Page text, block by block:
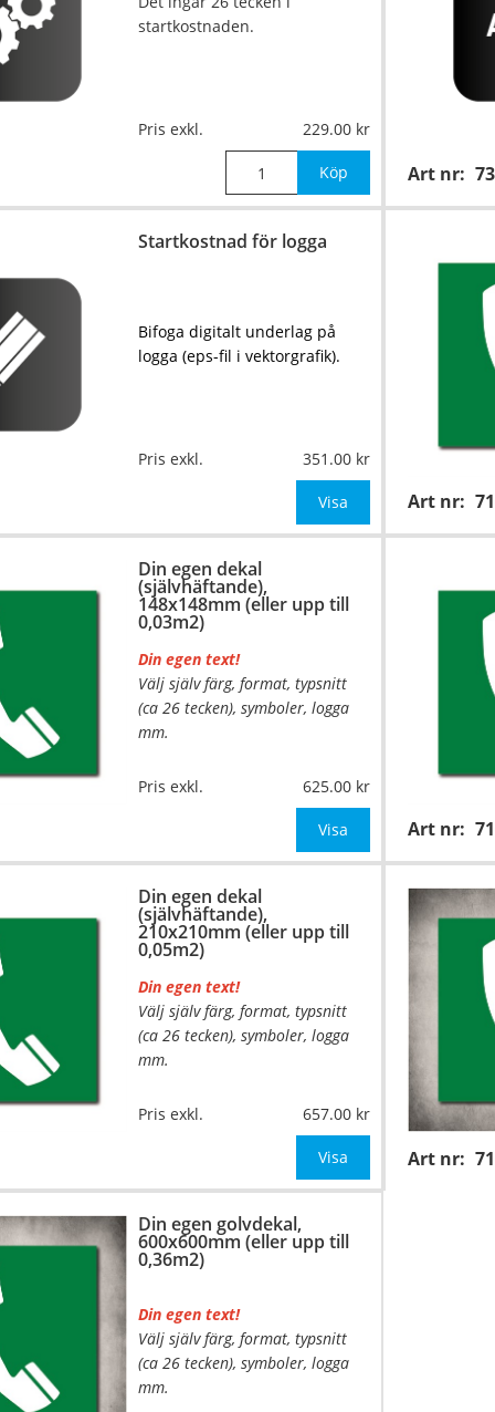
startkostnaden.
Pris exkl. 229.00
Köp Art nr:
Startkostnad för logga
Bifoga digitalt underlag på
logga (eps-fil i vektorgrafik).
Pris exkl. 351.00
Visa Art nr:
Din egen dekal
(självhäftande),
148x148mm (eller upp till
0,03m2)
Din egen text!
Välj själv färg, format, typsnitt
(ca 26 tecken), symboler, logga
mm.
Material:
Självhäftande folie
148x148mm (eller annat
OBS!
Pris exkl. 625.00
Visa Art nr:
Din egen dekal
(självhäftande),
210x210mm (eller upp till
0,05m2)
Din egen text!
Välj själv färg, format, typsnitt
(ca 26 tecken), symboler, logga
mm.
Material:
Självhäftande folie
210x210mm (eller annat
OBS!
Pris exkl. 657.00
Visa Art nr:
Din egen golvdekal,
600x600mm (eller upp till
0,36m2)
Din egen text!
Välj själv färg, format, typsnitt
(ca 26 tecken), symboler, logga
mm.